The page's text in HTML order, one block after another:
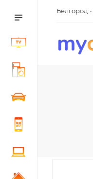
Белгород